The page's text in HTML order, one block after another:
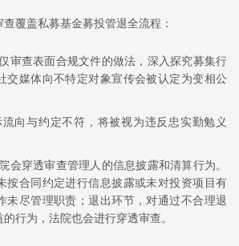
覆盖私募基金募投管退全流程：
审查表面合规文件的做法，深入探究募集行
交媒体向不特定对象宣传会被认定为变相公
流向与约定不符，将被视为违反忠实勤勉义
会穿透审查管理人的信息披露和清算行为。
按合同约定进行信息披露或未对投资项目有
未尽管理职责；退出环节，对通过不合理退
行为，法院也会进行穿透审查。